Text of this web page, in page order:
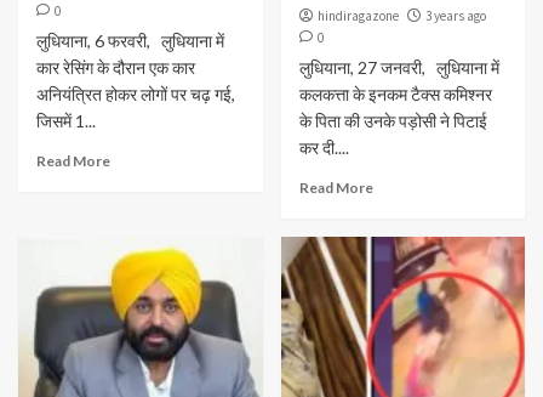
0
लुधियाना, 6 फरवरी, लुधियाना में
कार रेसिंग के दौरान एक कार
अनियंत्रित होकर लोगों पर चढ़ गई,
जिसमें 1...
Read More
hindiragazone
3 years ago
0
लुधियाना, 27 जनवरी, लुधियाना में
कलकत्ता के इनकम टैक्स कमिश्नर
के पिता की उनके पड़ोसी ने पिटाई
कर दी....
Read More